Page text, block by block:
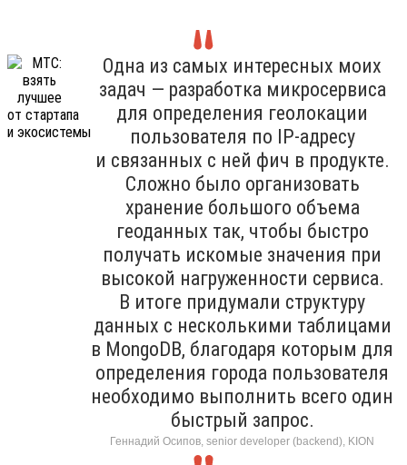
Одна из самых интересных моих
задач — разработка микросервиса
для определения геолокации
пользователя по IP-адресу
и связанных с ней фич в продукте.
Сложно было организовать
хранение большого объема
геоданных так, чтобы быстро
получать искомые значения при
высокой нагруженности сервиса.
В итоге придумали структуру
данных с несколькими таблицами
в MongoDB, благодаря которым для
определения города пользователя
необходимо выполнить всего один
быстрый запрос.
Геннадий Осипов, senior developer (backend), KION